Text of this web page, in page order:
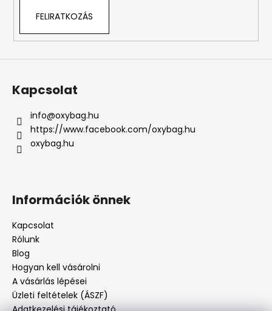
FELIRATKOZÁS
Kapcsolat
info@oxybag.hu
https://www.facebook.com/oxybag.hu
oxybag.hu
Információk önnek
Kapcsolat
Rólunk
Blog
Hogyan kell vásárolni
A vásárlás lépései
Üzleti feltételek (ÁSZF)